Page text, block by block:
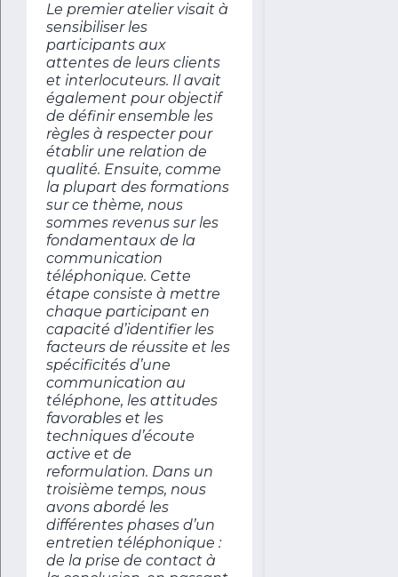
Le premier atelier visait à
sensibiliser les
participants aux
attentes de leurs clients
et interlocuteurs. Il avait
également pour objectif
de définir ensemble les
règles à respecter pour
établir une relation de
qualité. Ensuite, comme
la plupart des formations
sur ce thème, nous
sommes revenus sur les
fondamentaux de la
communication
téléphonique. Cette
étape consiste à mettre
chaque participant en
capacité d’identifier les
facteurs de réussite et les
spécificités d’une
communication au
téléphone, les attitudes
favorables et les
techniques d’écoute
active et de
reformulation. Dans un
troisième temps, nous
avons abordé les
différentes phases d’un
entretien téléphonique :
de la prise de contact à